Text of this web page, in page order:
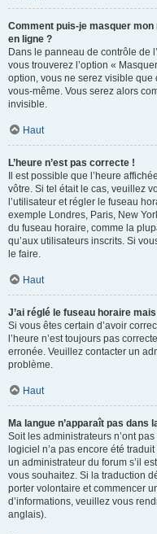
Comment puis-je masquer
en ligne ?
Dans le panneau de contrôle de
vous trouverez l’option «
option, vous ne serez visible que
vous-même. Vous serez alors
invisible.
Haut
L’heure n’est pas correcte !
Il est possible que l’heure
vôtre. Si tel était le cas, veuillez
l’utilisateur et régler le fuseau
exemple Londres, Paris, New
du fuseau horaire, comme la
qu’aux utilisateurs inscrits. Si
le faire.
Haut
J’ai réglé le fuseau horaire
Si vous êtes certain d’avoir
l’heure n’est toujours pas
erronée. Veuillez contacter un
problème.
Haut
Ma langue n’apparaît pas dans
Soit les administrateurs n’ont
logiciel n’a pas encore été
un administrateur du forum s’il
vous souhaitez. Si la traduction
porter volontaire et commencer
d’informations, veuillez vous
anglais).